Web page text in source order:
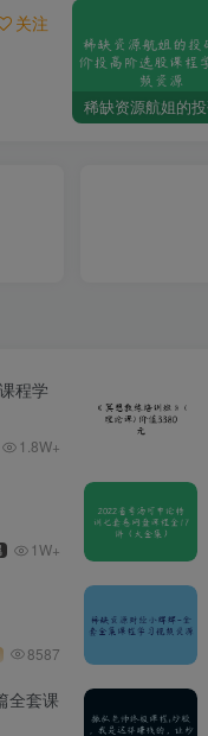
关注
程学
1.8W+
1W+
8587
全套课